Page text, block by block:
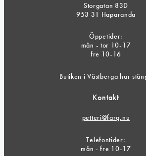
Storgatan 83D
953 31 Haparanda
Öppetider:
mån - tor 10-17
fre 10-16
Butiken i Västberga har
Kontakt
petteri@farg.nu
Telefontider:
mån - fre 10-17